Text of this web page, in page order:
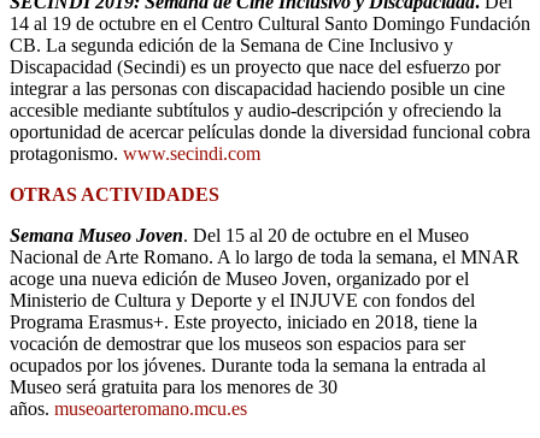
14 al 19 de octubre en el Centro Cultural Santo Domingo Fundación
CB. La segunda edición de la Semana de Cine Inclusivo y
Discapacidad (Secindi) es un proyecto que nace del esfuerzo por
integrar a las personas con discapacidad haciendo posible un cine
accesible mediante subtítulos y audio-descripción y ofreciendo la
oportunidad de acercar películas donde la diversidad funcional cobra
protagonismo. www.secindi.com
OTRAS ACTIVIDADES
Semana Museo Joven. Del 15 al 20 de octubre en el Museo
Nacional de Arte Romano. A lo largo de toda la semana, el MNAR
acoge una nueva edición de Museo Joven, organizado por el
Ministerio de Cultura y Deporte y el INJUVE con fondos del
Programa Erasmus+. Este proyecto, iniciado en 2018, tiene la
vocación de demostrar que los museos son espacios para ser
ocupados por los jóvenes. Durante toda la semana la entrada al
Museo será gratuita para los menores de 30
años. museoarteromano.mcu.es